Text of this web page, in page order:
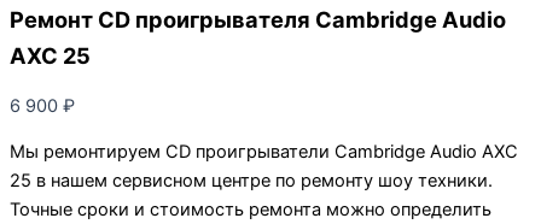
Ремонт CD проигрывателя Cambridge Audio
AXC 25
6 900 ₽
Мы ремонтируем CD проигрыватели Cambridge Audio AXC
25 в нашем сервисном центре по ремонту шоу техники.
Точные сроки и стоимость ремонта можно определить